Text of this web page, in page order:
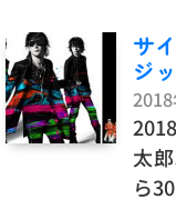
サ
ジ
太
ら